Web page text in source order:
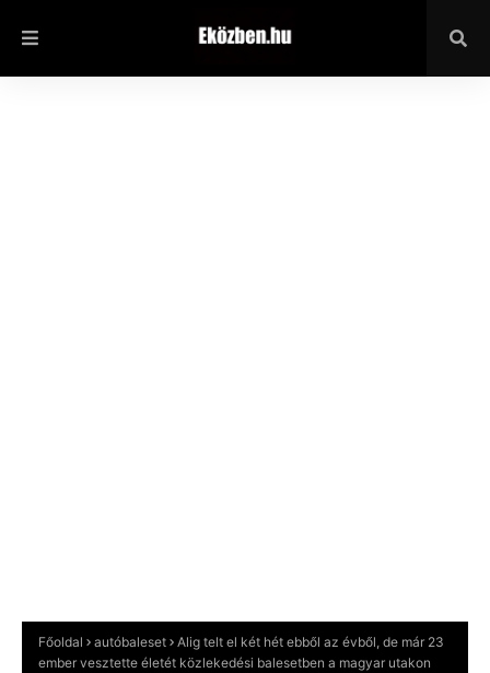
Főoldal autóbaleset
Alig telt el két hét ebből az évből, de már 23
ember vesztette életét közlekedési balesetben a magyar utakon